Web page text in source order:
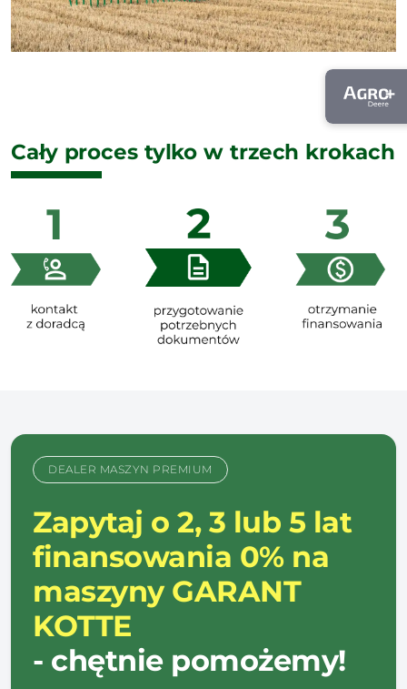
Cały proces tylko w trzech krokach
DEALER MASZYN PREMIUM
Zapytaj o 2, 3 lub 5 lat
finansowania 0% na
maszyny GARANT
KOTTE
- chętnie pomożemy!